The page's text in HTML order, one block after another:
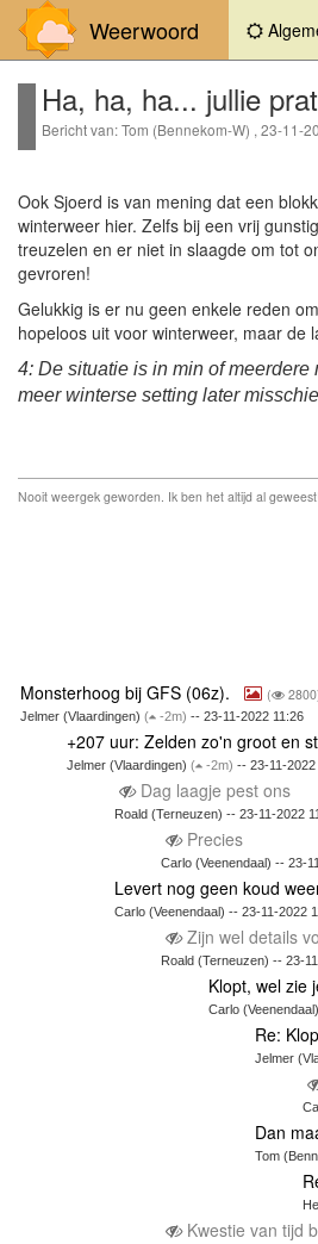
Weerwoord
Ha, ha, ha... jullie
Bericht van: Tom (Bennekom-W) , 23-11-
Ook Sjoerd is van mening dat een
winterweer hier. Zelfs bij een vrij
treuzelen en er niet in slaagde om tot
gevroren!
Gelukkig is er nu geen enkele reden
hopeloos uit voor winterweer, maar de
4: De situatie is in min of
meer winterse setting later
Nooit weergek geworden. Ik ben het altijd al geweest!
Monsterhoog bij GFS (06z). (
Jelmer (Vlaardingen) ( -2m) -- 23-11-2022 11:26
+207 uur: Zelden zo'n groot en
Jelmer (Vlaardingen)( -2m) -- 23-11-2022
Dag laagje pest ons
Roald (Terneuzen) -- 23-11-2022
Precies
Carlo (Veenendaal) -- 23-
Levert nog geen koud
Carlo (Veenendaal) -- 23-11-2022
Zijn wel details
Roald (Terneuzen) -- 23-
Klopt, wel zie
Carlo
Re:
Jelmer
Dan
Tom
Kwestie van tijd